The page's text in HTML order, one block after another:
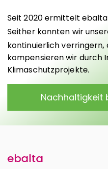
Seit 2020 ermittelt ebalta
Seither konnten wir
kontinuierlich verringern,
kompensieren wir durch
Klimaschutzprojekte.
Nachhaltigkeit
ebalta